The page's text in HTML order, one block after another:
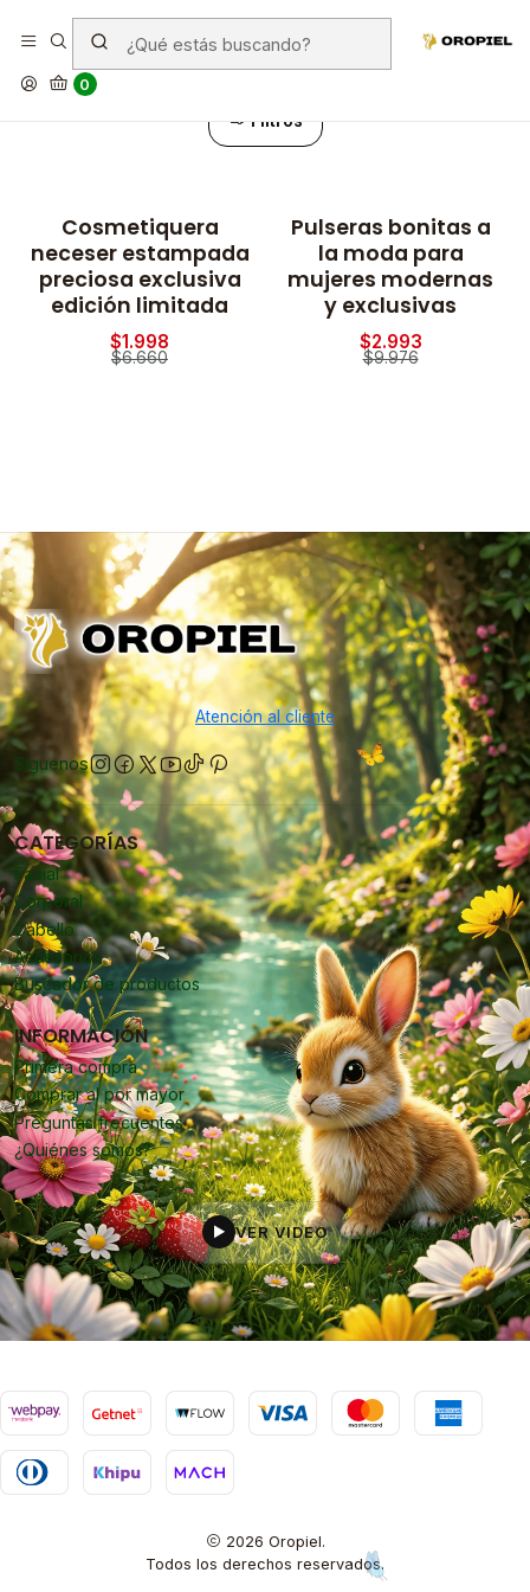
0
70% descuento
Filtros
-70% OFF
Cosmetiquera
neceser estampada
preciosa exclusiva
edición limitada
$1.998
$6.660
-70% OFF
Pulseras bonitas a
la moda para
mujeres modernas
y exclusivas
$2.993
$9.976
Atención al cliente
Síguenos
CATEGORÍAS
Facial
Corporal
Cabello
Accesorios
Buscador de productos
INFORMACIÓN
Primera compra
Comprar al por mayor
Preguntas frecuentes
¿Quiénes somos?
▶ VER VIDEO
2026 Oropiel.
Todos los derechos reservados.